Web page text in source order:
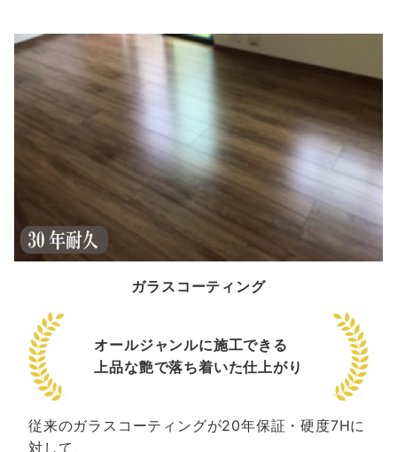
ガラスコーティング
オールジャンルに施工できる
上品な艶で落ち着いた仕上がり
従来のガラスコーティングが20年保証・硬度7Hに
対して、